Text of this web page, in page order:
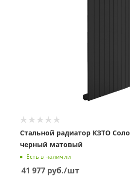
Стальной радиатор КЗТО Соло В 1 -1750-12,
черный матовый
Есть в наличии
41 977 руб./шт